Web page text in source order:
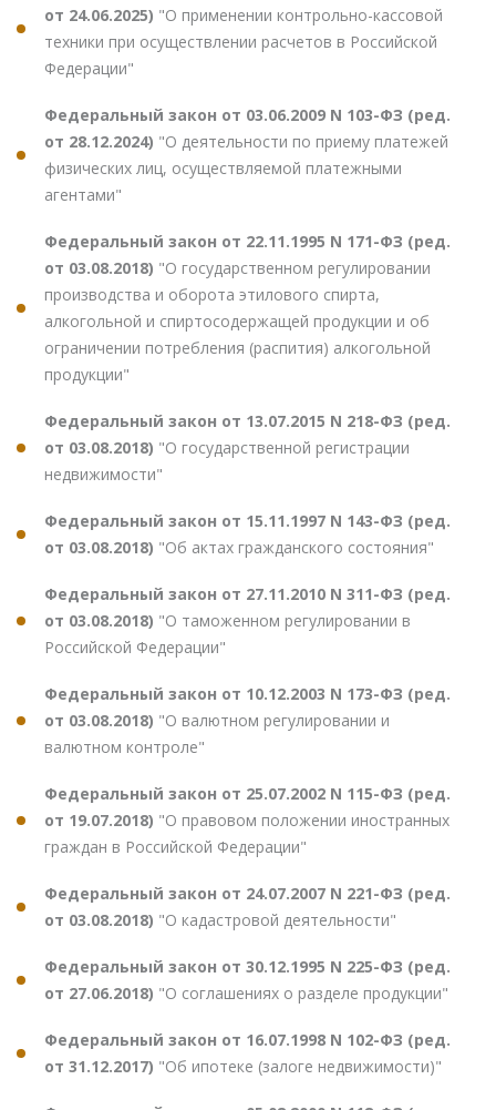
от 24.06.2025) "О применении контрольно-кассовой
техники при осуществлении расчетов в Российской
Федерации"
Федеральный закон от 03.06.2009 N 103-ФЗ (ред.
от 28.12.2024) "О деятельности по приему платежей
физических лиц, осуществляемой платежными
агентами"
Федеральный закон от 22.11.1995 N 171-ФЗ (ред.
от 03.08.2018) "О государственном регулировании
производства и оборота этилового спирта,
алкогольной и спиртосодержащей продукции и об
ограничении потребления (распития) алкогольной
продукции"
Федеральный закон от 13.07.2015 N 218-ФЗ (ред.
от 03.08.2018) "О государственной регистрации
недвижимости"
Федеральный закон от 15.11.1997 N 143-ФЗ (ред.
от 03.08.2018) "Об актах гражданского состояния"
Федеральный закон от 27.11.2010 N 311-ФЗ (ред.
от 03.08.2018) "О таможенном регулировании в
Российской Федерации"
Федеральный закон от 10.12.2003 N 173-ФЗ (ред.
от 03.08.2018) "О валютном регулировании и
валютном контроле"
Федеральный закон от 25.07.2002 N 115-ФЗ (ред.
от 19.07.2018) "О правовом положении иностранных
граждан в Российской Федерации"
Федеральный закон от 24.07.2007 N 221-ФЗ (ред.
от 03.08.2018) "О кадастровой деятельности"
Федеральный закон от 30.12.1995 N 225-ФЗ (ред.
от 27.06.2018) "О соглашениях о разделе продукции"
Федеральный закон от 16.07.1998 N 102-ФЗ (ред.
от 31.12.2017) "Об ипотеке (залоге недвижимости)"